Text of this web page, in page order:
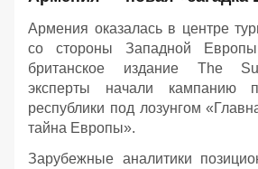
Армения оказалась в центре
со стороны Западной
британское издание The
эксперты начали кампанию
республики под лозунгом
тайна Европы».
Зарубежные аналитики